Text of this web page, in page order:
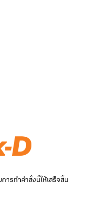
รทำคำสั่งนี้ให้เสร็จสิ้น